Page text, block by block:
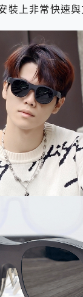
裝上非常快速與